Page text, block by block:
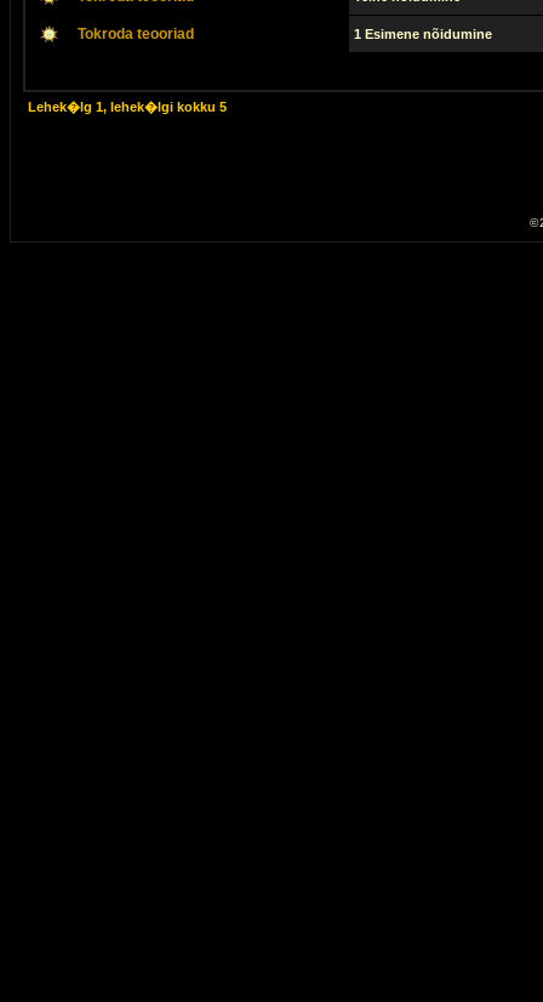
Tokroda teooriad 1 Esimene nõidumine
Lehek�lg 1, lehek�lgi kokku 5
©